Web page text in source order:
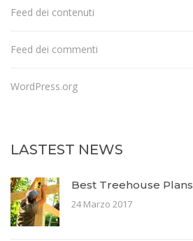
Feed dei contenuti
Feed dei commenti
WordPress.org
LASTEST NEWS
Best Treehouse Plans
24 Marzo 2017